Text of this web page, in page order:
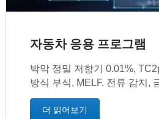
자동차 응용 프로그램
박막 정밀 저항기 0.01%,
방식 부식, MELF. 전류 감지,
더 읽어보기